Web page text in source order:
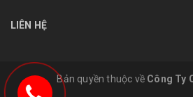
LIÊN HỆ
Bản quyền thuộc về Công Ty